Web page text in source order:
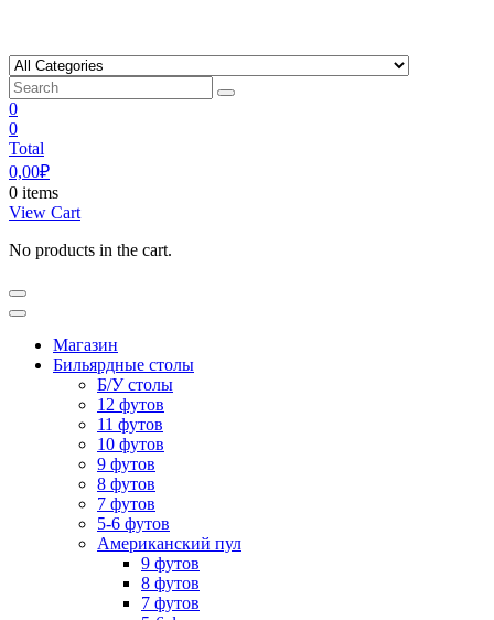
content
0
0
Total
0,00₽
0 items
View Cart
No products in the cart.
Магазин
Бильярдные столы
Б/У столы
12 футов
11 футов
10 футов
9 футов
8 футов
7 футов
5-6 футов
Американский пул
9 футов
8 футов
7 футов